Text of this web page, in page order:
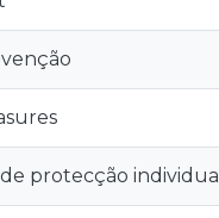
protecção individual